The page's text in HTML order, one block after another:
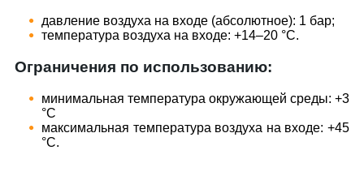
давление воздуха на входе (абсолютное): 1 бар;
температура воздуха на входе: +14–20 °С.
Ограничения по использованию:
минимальная температура окружающей среды: +3
°С
максимальная температура воздуха на входе: +45
°С.